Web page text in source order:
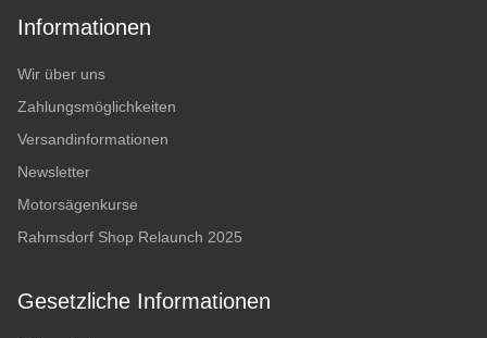
Informationen
Wir über uns
Zahlungsmöglichkeiten
Versandinformationen
Newsletter
Motorsägenkurse
Rahmsdorf Shop Relaunch 2025
Gesetzliche Informationen